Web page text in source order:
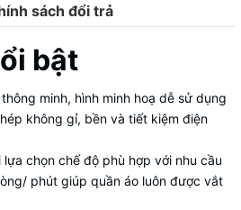
sách đổi trả
bật
minh, hình minh hoạ dễ sử dụng
không gỉ, bền và tiết kiệm điện
chọn chế độ phù hợp với nhu cầu
phút giúp quần áo luôn được vắt